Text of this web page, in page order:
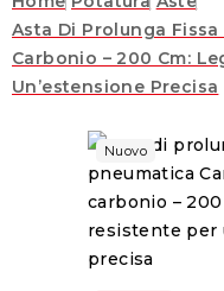
Asta Di Prolunga
Carbonio – 200 Cm:
Un’estensione Precisa
Nuovo